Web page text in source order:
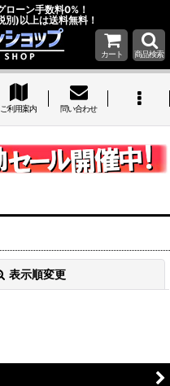
ーン手数料0%！
)以上は送料無料！
カート 商品検索
ご利用案内 問い合わせ
表示順変更